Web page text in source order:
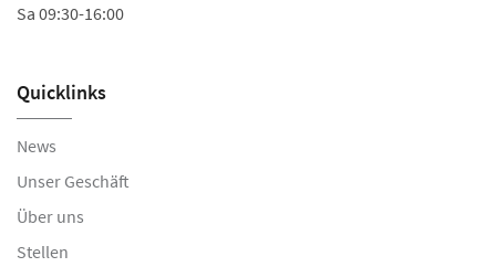
Sa 09:30-16:00
Quicklinks
News
Unser Geschäft
Über uns
Stellen